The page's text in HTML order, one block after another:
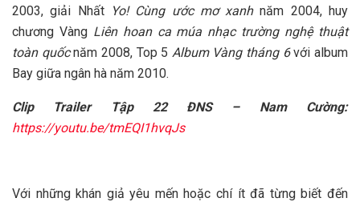
2003, giải Nhất Yo! Cùng ước mơ xanhnăm 2004, huy
chương Vàng Liên hoan ca múa nhạc trường nghệ thuật
toàn quốcnăm 2008, Top 5 Album Vàng tháng 6với album
Bay giữa ngân hà năm 2010.
Clip Trailer Tập 22 ĐNS – Nam Cường:
https://youtu.be/tmEQI1hvqJs
Với những khán giả yêu mến hoặc chí ít đã từng biết đến